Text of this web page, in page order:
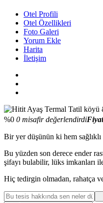
Otel Profili
Otel Özellikleri
Foto Galeri
Yorum Ekle
Harita
İletişim
%0 0 misafir değerlendirdi
Bir yer düşünün ki hem
Bu yüzden son derece ender
şifayı bulabilir, lüks imkanları
Hiç tedirgin olmadan, rahatça